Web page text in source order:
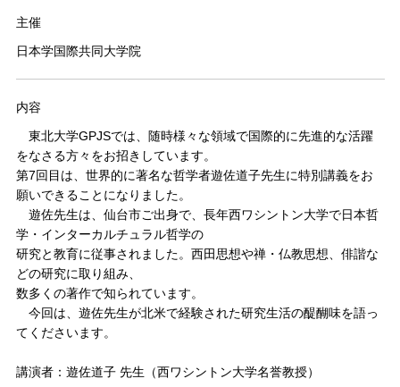
主催
日本学国際共同大学院
内容
東北大学GPJSでは、随時様々な領域で国際的に先進的な活躍
をなさる方々をお招きしています。
第7回目は、世界的に著名な哲学者遊佐道子先生に特別講義をお
願いできることになりました。
遊佐先生は、仙台市ご出身で、長年西ワシントン大学で日本哲
学・インターカルチュラル哲学の
研究と教育に従事されました。西田思想や禅・仏教思想、俳諧な
どの研究に取り組み、
数多くの著作で知られています。
今回は、遊佐先生が北米で経験された研究生活の醍醐味を語っ
てくださいます。
講演者：遊佐道子 先生（西ワシントン大学名誉教授）